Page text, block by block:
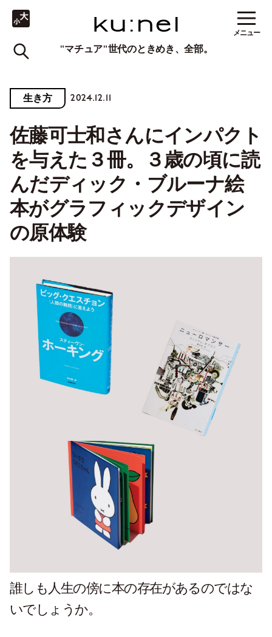
"マチュア"世代のときめき、全部。
メニュー
生き方 2024.12.11
佐藤可士和さんにインパクト
を与えた３冊。３歳の頃に読
んだディック・ブルーナ絵
本がグラフィックデザイン
の原体験
誰しも人生の傍に本の存在があるのではな
いでしょうか。